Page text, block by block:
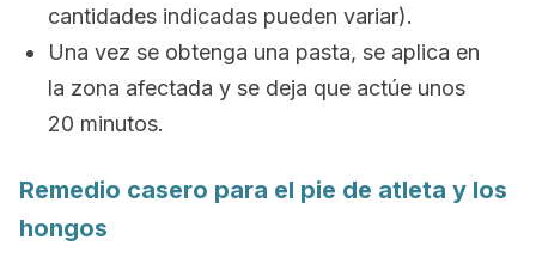
cantidades indicadas pueden variar).
Una vez se obtenga una pasta, se aplica en
la zona afectada y se deja que actúe unos
20 minutos.
Remedio casero para el pie de atleta y los
hongos